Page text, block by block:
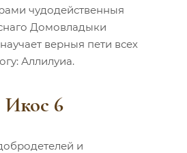
чудодейственныя
Домовладыки
верныя пети всех
Аллилуиа.
Икос 6
и